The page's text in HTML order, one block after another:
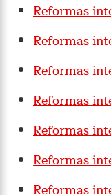
Reformas
Reformas
Reformas
Reformas
Reformas
Reformas
Reformas